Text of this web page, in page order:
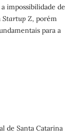
impossibilidade de
Startup Z, porém
para a
de Santa Catarina